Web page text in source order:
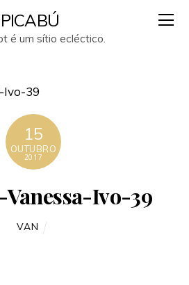
PICABÚ
é um sítio ecléctico.
15
OUTUBRO
2017
Ivo-39
VAN